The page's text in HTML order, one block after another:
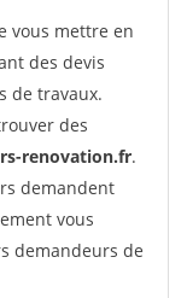
vous mettre en
des devis
de travaux.
des
renovation.fr.
demandent
vous
demandeurs de